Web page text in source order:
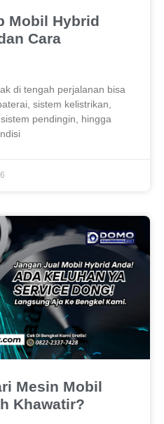
Mobil Hybrid
Cara
di tengah perjalanan bisa
sistem kelistrikan,
pendingin, hingga
Mesin Mobil
Khawatir?